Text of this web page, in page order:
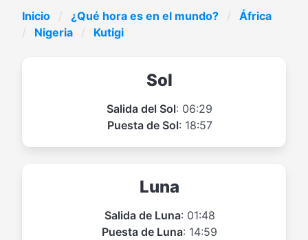
Inicio ¿Qué hora es en el mundo?
África
Nigeria
Kutigi
Sol
Salida del Sol: 06:29
Puesta de Sol: 18:57
Luna
Salida de Luna: 01:48
Puesta de Luna: 14:59